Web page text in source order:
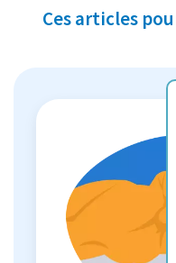
Ces articles